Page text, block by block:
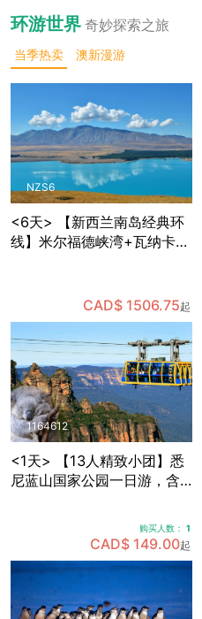
环游世界 奇妙探索之旅
当季热卖 澳新漫游
NZS6
<6天> 【新西兰南岛经典环
线】米尔福德峡湾+瓦纳卡
餐食和部分景点门票，免费
接送机
CAD$ 1506.75起
1164612
<1天> 【13人精致小团】悉
尼蓝山国家公园一日游，含
购买人数： 1
CAD$ 149.00起